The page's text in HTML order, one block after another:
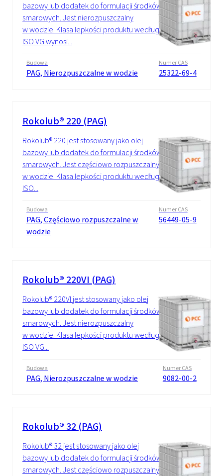
bazowy lub dodatek do formulacji środków
smarowych. Jest nierozpuszczalny
w wodzie. Klasa lepkości produktu według
ISO VG wynosi...
Budowa
PAG, Nierozpuszczalne w wodzie
Numer CAS
25322-69-4
Rokolub® 220 (PAG)
Rokolub® 220 jest stosowany jako olej
bazowy lub dodatek do formulacji środków
smarowych. Jest częściowo rozpuszczalny
w wodzie. Klasa lepkości produktu według
ISO...
Budowa
PAG, Częściowo rozpuszczalne w
wodzie
Numer CAS
56449-05-9
Rokolub® 220VI (PAG)
Rokolub® 220VI jest stosowany jako olej
bazowy lub dodatek do formulacji środków
smarowych. Jest nierozpuszczalny
w wodzie. Klasa lepkości produktu według
ISO VG...
Budowa
PAG, Nierozpuszczalne w wodzie
Numer CAS
9082-00-2
Rokolub® 32 (PAG)
Rokolub® 32 jest stosowany jako olej
bazowy lub dodatek do formulacji środków
smarowych. Jest częściowo rozpuszczalny